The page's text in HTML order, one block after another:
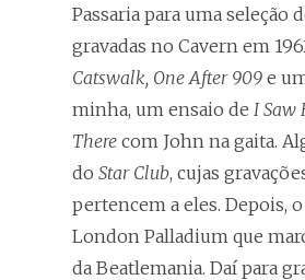
Passaria para uma seleção
gravadas no Cavern em
Catswalk, One After 909 e
minha, um ensaio de I Saw
There com John na gaita.
do Star Club, cujas
pertencem a eles. Depois,
London Palladium que
da Beatlemania. Daí para